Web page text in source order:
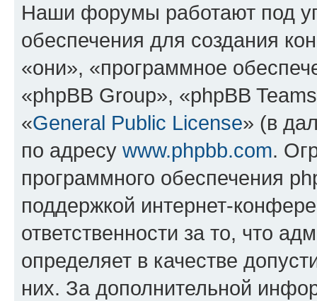
Наши форумы работают под
обеспечения для создания
«они», «программное
«phpBB Group», «phpBB
«General Public License» (в
по адресу www.phpbb.com.
программного обеспечения
поддержкой интернет-
ответственности за то, что
определяет в качестве
них. За дополнительной